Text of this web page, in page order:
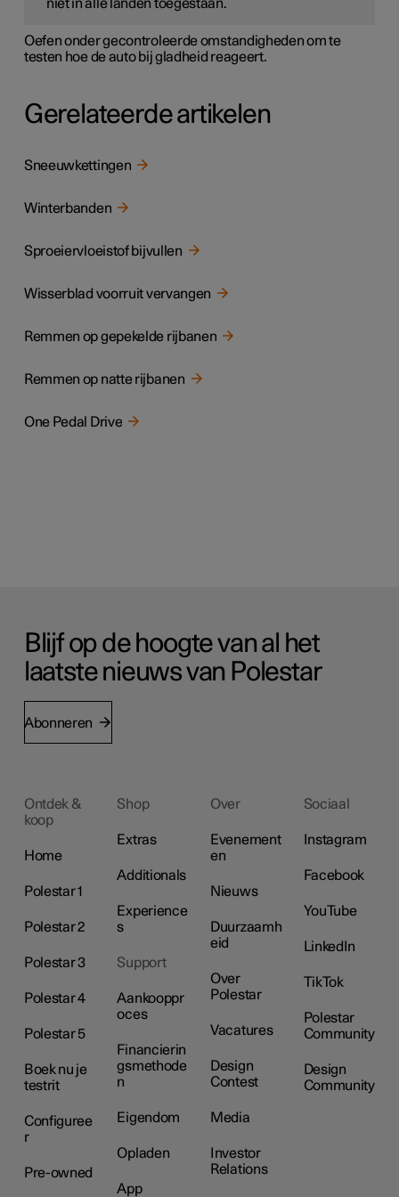
niet in alle landen toegestaan.
Oefen onder gecontroleerde omstandigheden om te
testen hoe de auto bij gladheid reageert.
Gerelateerde artikelen
Sneeuwkettingen
Winterbanden
Sproeiervloeistof bijvullen
Wisserblad voorruit vervangen
Remmen op gepekelde rijbanen
Remmen op natte rijbanen
One Pedal Drive
Blijf op de hoogte van al het
laatste nieuws van Polestar
Abonneren
Ontdek &
koop
Home
Polestar 1
Polestar 2
Polestar 3
Polestar 4
Polestar 5
Boek nu je
testrit
Configuree
r
Pre-owned
Shop
Extras
Additionals
Experience
s
Support
Aankooppr
oces
Financierin
gsmethode
n
Eigendom
Opladen
App
Over
Evenement
en
Nieuws
Duurzaamh
eid
Over
Polestar
Vacatures
Design
Contest
Media
Investor
Relations
Sociaal
Instagram
Facebook
YouTube
LinkedIn
TikTok
Polestar
Community
Design
Community